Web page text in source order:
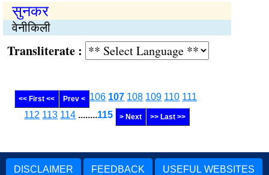
सुनकर
वेनीकिली
:
<< First << Prev < 106 107 108 109 110 111
112 113 114 ........115 > Next >> Last >>
DISCLAIMER FEEDBACK USEFUL WEBSITES